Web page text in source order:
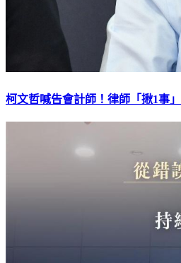
柯文哲喊告會計師！律師「揪1事